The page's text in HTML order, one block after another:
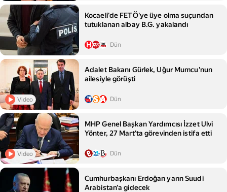
Kocaeli'de FETÖ'ye üye olma suçundan
tutuklanan albay B.G. yakalandı
Dün
Video
Adalet Bakanı Gürlek, Uğur Mumcu'nun
ailesiyle görüşti
Dün
Video
MHP Genel Başkan Yardımcısı İzzet Ulvi
Yönter, 27 Mart'ta görevinden istifa etti
Dün
Cumhurbaşkanı Erdoğan yarın Suudi
Arabistan'a gidecek